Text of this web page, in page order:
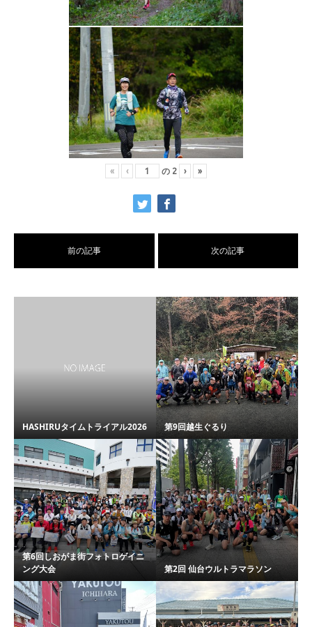
« ‹ の 2 › »
前の記事 次の記事
HASHIRUタイムトライアル2026 第9回越生ぐるり
第6回しおがま街フォトロゲイニ
ング大会
第2回 仙台ウルトラマラソン